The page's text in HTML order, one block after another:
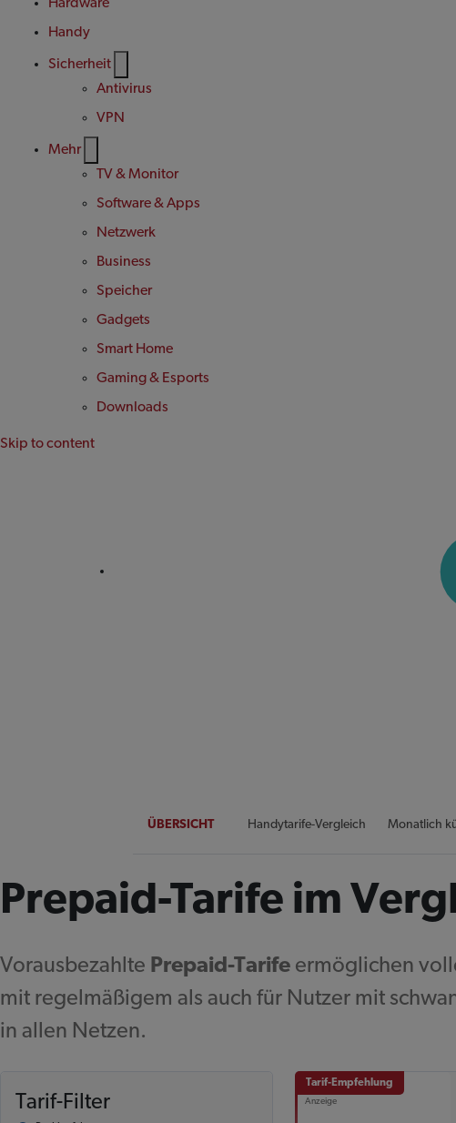
Hardware
Handy
Sicherheit
Antivirus
VPN
Mehr
TV & Monitor
Software & Apps
Netzwerk
Business
Speicher
Gadgets
Smart Home
Gaming & Esports
Downloads
Skip to content
ÜBERSICHT Handytarife-Vergleich Monatlich
Prepaid-Tarife im
Vorausbezahlte Prepaid-Tarife ermöglichen
mit regelmäßigem als auch für Nutzer mit
in allen Netzen.
Tarif-Filter
Tarif-Empfehlung
Anzeige